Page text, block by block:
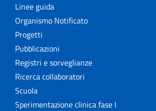
Linee guida
Organismo Notificato
Progetti
Pubblicazioni
Registri e sorveglianze
Ricerca collaboratori
Scuola
Sperimentazione clinica fase I